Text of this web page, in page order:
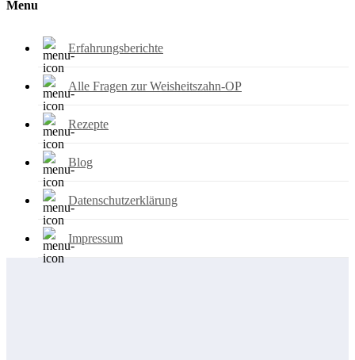
Menu
Erfahrungsberichte
Alle Fragen zur Weisheitszahn-OP
Rezepte
Blog
Datenschutzerklärung
Impressum